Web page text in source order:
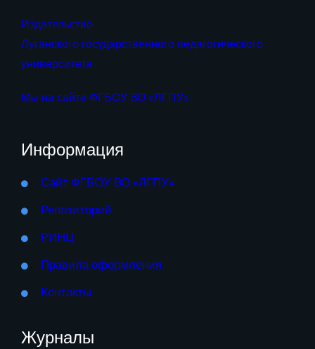
Издательство
Луганского государственного педагогического
университета
Мы на сайте ФГБОУ ВО «ЛГПУ»
Информация
Сайт ФГБОУ ВО «ЛГПУ»
Репозиторий
РИНЦ
Правила оформления
Контакты
Журналы